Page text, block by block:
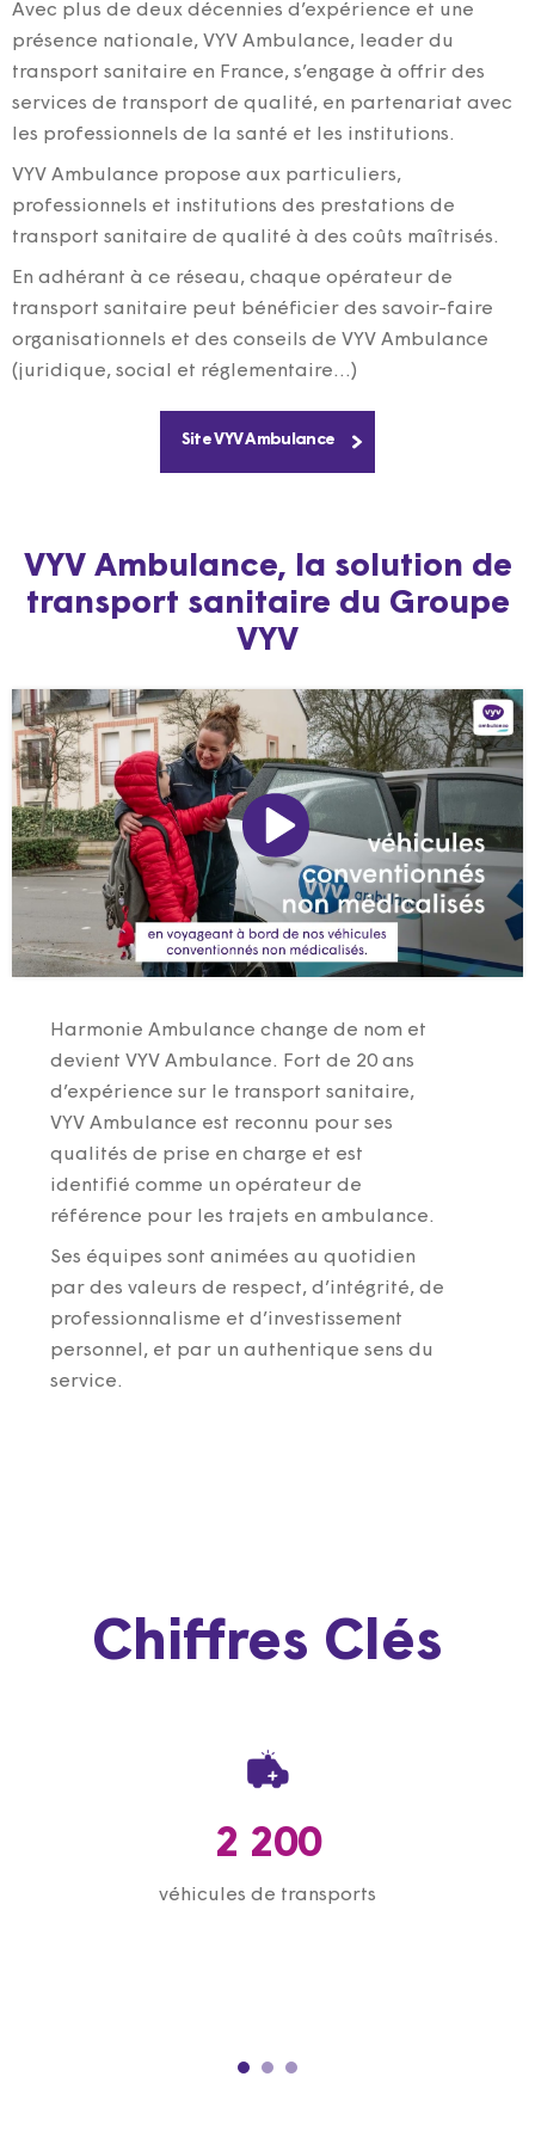
Avec plus de deux décennies d’expérience et une
présence nationale, VYV Ambulance, leader du
transport sanitaire en France, s’engage à offrir des
services de transport de qualité, en partenariat avec
les professionnels de la santé et les institutions.
VYV Ambulance propose aux particuliers,
professionnels et institutions des prestations de
transport sanitaire de qualité à des coûts maîtrisés.
En adhérant à ce réseau, chaque opérateur de
transport sanitaire peut bénéficier des savoir-faire
organisationnels et des conseils de VYV Ambulance
(juridique, social et réglementaire…)
Site VYV Ambulance
VYV Ambulance, la solution de
transport sanitaire du Groupe
VYV
Harmonie Ambulance change de nom et
devient VYV Ambulance. Fort de 20 ans
d’expérience sur le transport sanitaire,
VYV Ambulance est reconnu pour ses
qualités de prise en charge et est
identifié comme un opérateur de
référence pour les trajets en ambulance.
Ses équipes sont animées au quotidien
par des valeurs de respect, d’intégrité, de
professionnalisme et d’investissement
personnel, et par un authentique sens du
service.
Chiffres Clés
2 200
véhicules de transports